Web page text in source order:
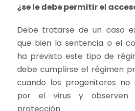
¿se le debe permitir el
Debe tratarse de un caso
que bien la sentencia o el
ha previsto este tipo de
debe cumplirse el régimen
cuando los progenitores no
por el virus y observen